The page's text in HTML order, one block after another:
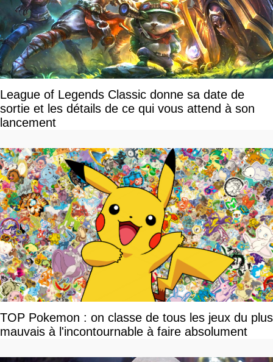
League of Legends Classic donne sa date de
sortie et les détails de ce qui vous attend à son
lancement
TOP Pokemon : on classe de tous les jeux du plus
mauvais à l'incontournable à faire absolument